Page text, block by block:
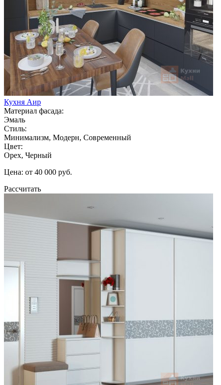
Кухня Аир
Материал фасада:
Эмаль
Стиль:
Минимализм, Модерн, Современный
Цвет:
Орех, Черный
Цена: от 40 000 руб.
Рассчитать